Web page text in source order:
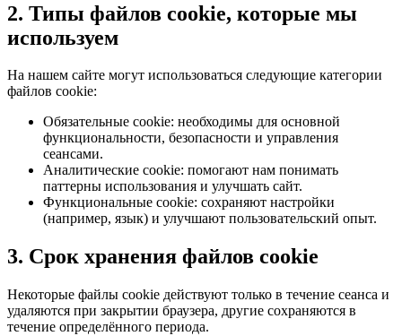
2. Типы файлов cookie, которые мы
используем
На нашем сайте могут использоваться следующие категории
файлов cookie:
Обязательные cookie: необходимы для основной
функциональности, безопасности и управления
сеансами.
Аналитические cookie: помогают нам понимать
паттерны использования и улучшать сайт.
Функциональные cookie: сохраняют настройки
(например, язык) и улучшают пользовательский опыт.
3. Срок хранения файлов cookie
Некоторые файлы cookie действуют только в течение сеанса и
удаляются при закрытии браузера, другие сохраняются в
течение определённого периода.